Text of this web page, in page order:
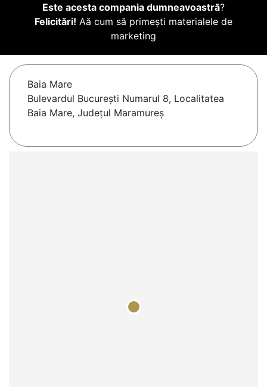
Este acesta compania dumneavoastră?
Felicitări! Aă cum să primești materialele de
marketing
Baia Mare
Bulevardul Bucureşti Numarul 8, Localitatea
Baia Mare, Judeţul Maramureş